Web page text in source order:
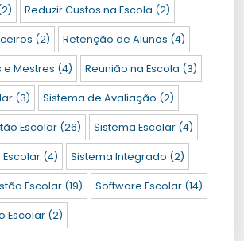
Reduzir Custos na Escola (2)
(2) Retenção de Alunos (4)
e Mestres (4) Reunião na Escola (3)
(3) Sistema de Avaliação (2)
Escolar (26) Sistema Escolar (4)
(4) Sistema Integrado (2)
Escolar (19) Software Escolar (14)
Escolar (2)